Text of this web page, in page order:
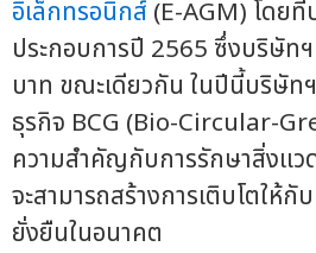
อิเล็กทรอนิกส์ (E-AGM) โดย
ประกอบการปี 2565 ซึ่งบริษัท
บาท ขณะเดียวกัน ในปีนี้บริษัท
ธุรกิจ BCG (Bio-Circular-
ความสำคัญกับการรักษาสิ่งแว
จะสามารถสร้างการเติบโตให้
ยั่งยืนในอนาคต